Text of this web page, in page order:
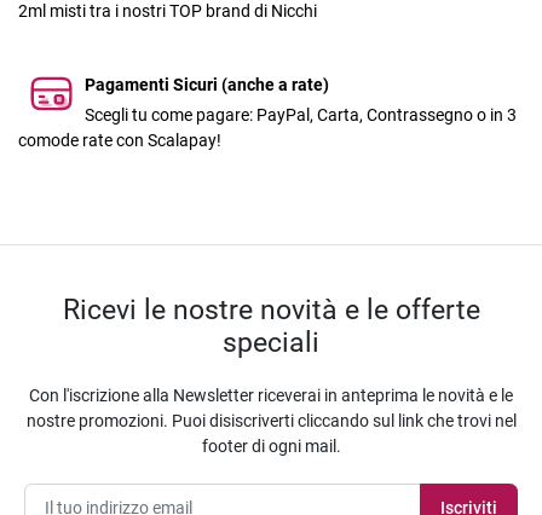
2ml misti tra i nostri TOP brand di Nicchi
Pagamenti Sicuri (anche a rate)
Scegli tu come pagare: PayPal, Carta, Contrassegno o in 3
comode rate con Scalapay!
Ricevi le nostre novità e le offerte
speciali
Con l'iscrizione alla Newsletter riceverai in anteprima le novità e le
nostre promozioni. Puoi disiscriverti cliccando sul link che trovi nel
footer di ogni mail.